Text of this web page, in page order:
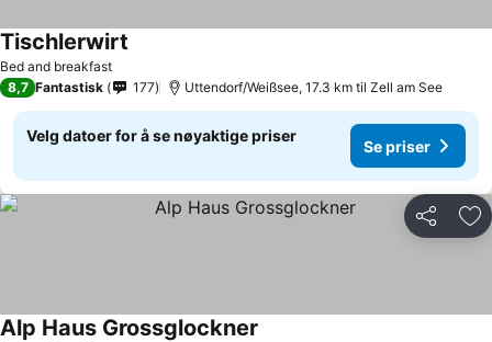
Bed and breakfast
Tischlerwirt
8,7 Fantastisk 177 Uttendorf/Weißsee, 17.3 km til Zell am See
Velg datoer for å se nøyaktige priser
Se priser
Del
Alp Haus Grossglockner